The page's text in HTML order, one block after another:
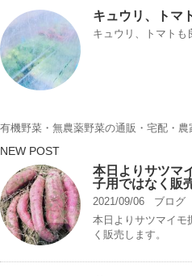
キュウリ、トマ
キュウリ、トマトも
有機野菜・無農薬野菜の通販・宅配・
NEW POST
本日よりサツマ
子用ではなく販
2021/09/06
ブログ
本日よりサツマイモ
く販売します。